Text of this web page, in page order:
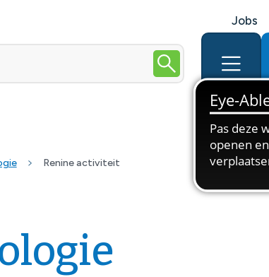
Jobs
Renine activiteit